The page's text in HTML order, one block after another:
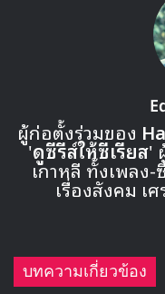
🎙GYUBIN ปลื้มเมื
MV เพลงใ
ผู้ก่อตั้งร่วมของ
'ดูซีรีส์ให้ซีเรียส'
เกาหลี ทั้งเพลง
เรื่องสังคม เ
บทความเกี่ยวข้อง